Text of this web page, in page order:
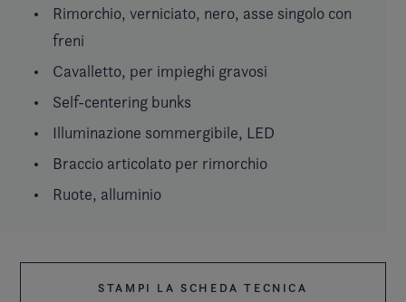
Rimorchio, verniciato, nero, asse singolo con
freni
Cavalletto, per impieghi gravosi
Self-centering bunks
Illuminazione sommergibile, LED
Braccio articolato per rimorchio
Ruote, alluminio
STAMPI LA SCHEDA TECNICA